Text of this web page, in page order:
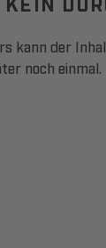
kann der
noch einmal.